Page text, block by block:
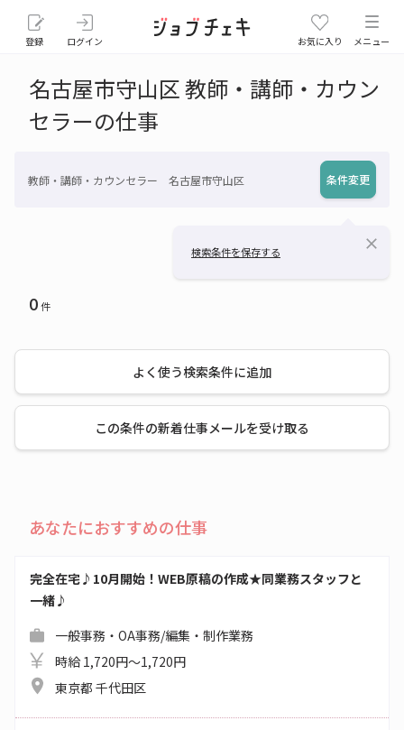
登録 ログイン お気に入り メニュー
名古屋市守山区 教師・講師・カウン
セラーの仕事
教師・講師・カウンセラー 名古屋市守山区 条件変更
検索条件を保存する close
0件
よく使う検索条件に追加
この条件の新着仕事メールを受け取る
あなたにおすすめの仕事
完全在宅♪10月開始！WEB原稿の作成★同業務スタッフと
一緒♪
一般事務・OA事務/編集・制作業務
時給 1,720円～1,720円
東京都 千代田区